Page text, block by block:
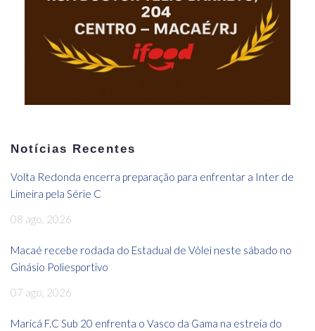
Notícias Recentes
Volta Redonda encerra preparação para enfrentar a Inter de
Limeira pela Série C
08 ago, 2026
Macaé recebe rodada do Estadual de Vôlei neste sábado no
Ginásio Poliesportivo
07 ago, 2026
Maricá F.C Sub 20 enfrenta o Vasco da Gama na estreia do